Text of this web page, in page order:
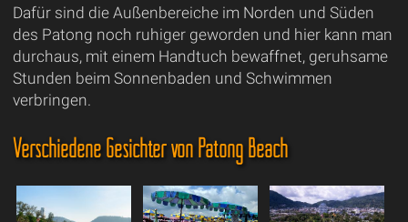
Dafür sind die Außenbereiche im Norden und Süden
des Patong noch ruhiger geworden und hier kann man
durchaus, mit einem Handtuch bewaffnet, geruhsame
Stunden beim Sonnenbaden und Schwimmen
verbringen.
Verschiedene Gesichter von Patong Beach